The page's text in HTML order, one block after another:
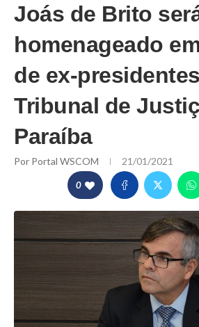
Joás de Brito
homenageado
de ex-
Tribunal de
Paraíba
Por Portal WSCOM 21/01/2021
0